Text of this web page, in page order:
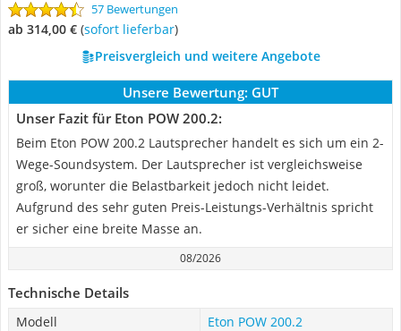
57 Bewertungen
ab 314,00 € ( Sofort lieferbar)
Preisvergleich und weitere Angebote
Unsere Bewertung: GUT
Unser Fazit für Eton POW 200.2:
Beim Eton POW 200.2 Lautsprecher handelt es sich um ein 2-
Wege-Soundsystem. Der Lautsprecher ist vergleichsweise
groß, worunter die Belastbarkeit jedoch nicht leidet.
Aufgrund des sehr guten Preis-Leistungs-Verhältnis spricht
er sicher eine breite Masse an.
08/2026
Technische Details
Modell
Eton POW 200.2